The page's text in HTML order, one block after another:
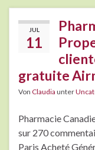
JUL
11
gratuite
Von Claudia unter
Pharmacie
sur 270
Paris Acheté